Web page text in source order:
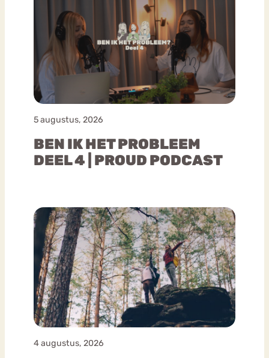
5 augustus, 2026
BEN IK HET PROBLEEM
DEEL 4 | PROUD PODCAST
4 augustus, 2026